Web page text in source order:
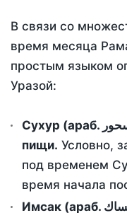
В связи со
время месяца
простым языком
Уразой:
Сухур (араб. سحور) - это утренний прием
пищи. Условно,
под временем
время начала
Имсак (араб. إمساك) - воздержание от приема